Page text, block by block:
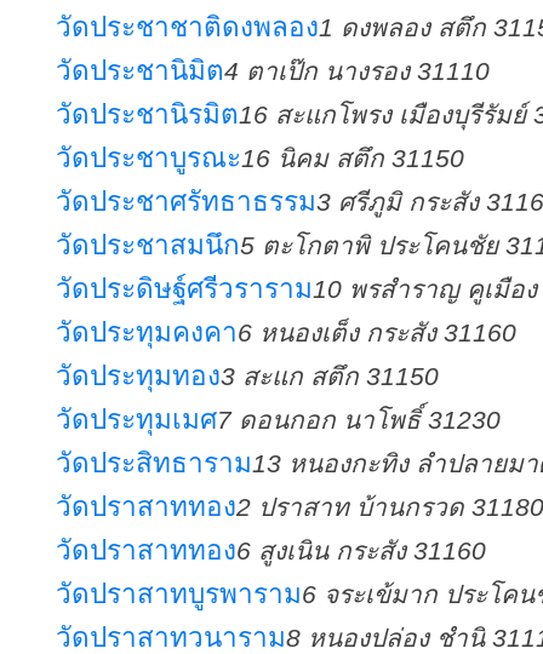
วัดประชาชาติดงพลอง1 ดงพลอง สตึก
วัดประชานิมิต4 ตาเป๊ก นางรอง 31110
วัดประชานิรมิต16 สะแกโพรง เมืองบุรีรัมย์
วัดประชาบูรณะ16 นิคม สตึก 31150
วัดประชาศรัทธาธรรม3 ศรีภูมิ กระสัง
วัดประชาสมนึก5 ตะโกตาพิ ประโคนชัย
วัดประดิษฐ์ศรีวราราม10 พรสำราญ คูเมือง
วัดประทุมคงคา6 หนองเต็ง กระสัง 31160
วัดประทุมทอง3 สะแก สตึก 31150
วัดประทุมเมศ7 ดอนกอก นาโพธิ์ 31230
วัดประสิทธาราม13 หนองกะทิง ลำปลายม
วัดปราสาททอง2 ปราสาท บ้านกรวด 31180
วัดปราสาททอง6 สูงเนิน กระสัง 31160
วัดปราสาทบูรพาราม6 จระเข้มาก ประโค
วัดปราสาทวนาราม8 หนองปล่อง ชำนิ